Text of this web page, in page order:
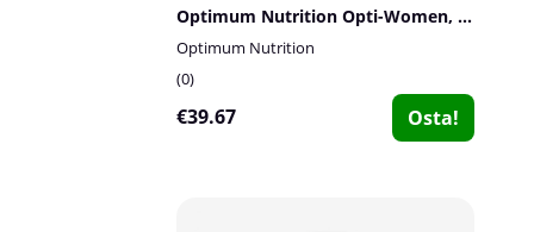
Optimum Nutrition Opti-Women, 120 caps
Optimum Nutrition
0
€39.67 Osta!